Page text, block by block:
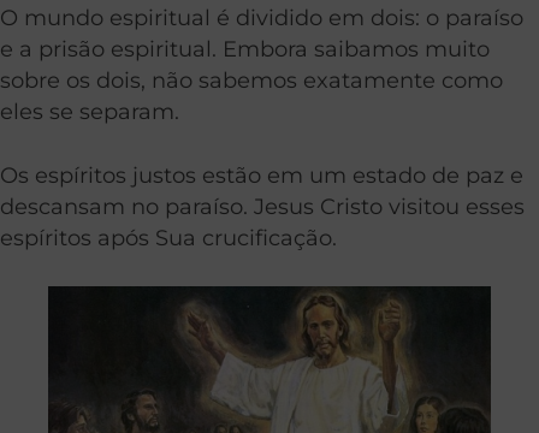
O mundo espiritual é dividido em dois: o paraíso
e a prisão espiritual. Embora saibamos muito
sobre os dois, não sabemos exatamente como
eles se separam.
Os espíritos justos estão em um estado de paz e
descansam no paraíso. Jesus Cristo visitou esses
espíritos após Sua crucificação.